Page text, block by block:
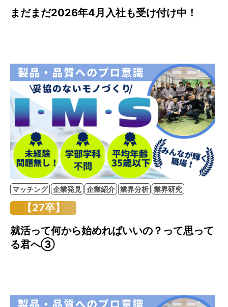
まだまだ2026年4月入社も受け付け中！
マッチング 企業発見 企業紹介 業界分析 業界研究
【27卒】
就活って何から始めればいいの？って思って
る君へ③